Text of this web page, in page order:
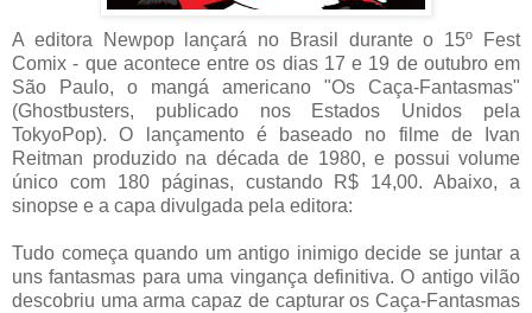
A editora Newpop lançará no Brasil durante o 15º Fest
Comix - que acontece entre os dias 17 e 19 de outubro em
São Paulo, o mangá americano "Os Caça-Fantasmas"
(Ghostbusters, publicado nos Estados Unidos pela
TokyoPop). O lançamento é baseado no filme de Ivan
Reitman produzido na década de 1980, e possui volume
único com 180 páginas, custando R$ 14,00. Abaixo, a
sinopse e a capa divulgada pela editora:
Tudo começa quando um antigo inimigo decide se juntar a
uns fantasmas para uma vingança definitiva. O antigo vilão
descobriu uma arma capaz de capturar os Caça-Fantasmas